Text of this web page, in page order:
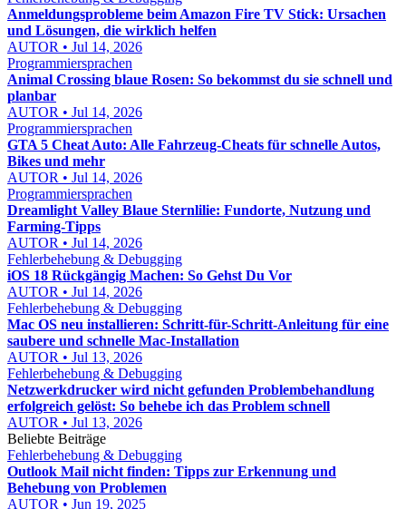
Anmeldungsprobleme beim Amazon Fire TV Stick: Ursachen
und Lösungen, die wirklich helfen
AUTOR • Jul 14, 2026
Programmiersprachen
Animal Crossing blaue Rosen: So bekommst du sie schnell und
planbar
AUTOR • Jul 14, 2026
Programmiersprachen
GTA 5 Cheat Auto: Alle Fahrzeug-Cheats für schnelle Autos,
Bikes und mehr
AUTOR • Jul 14, 2026
Programmiersprachen
Dreamlight Valley Blaue Sternlilie: Fundorte, Nutzung und
Farming-Tipps
AUTOR • Jul 14, 2026
Fehlerbehebung & Debugging
iOS 18 Rückgängig Machen: So Gehst Du Vor
AUTOR • Jul 14, 2026
Fehlerbehebung & Debugging
Mac OS neu installieren: Schritt-für-Schritt-Anleitung für eine
saubere und schnelle Mac-Installation
AUTOR • Jul 13, 2026
Fehlerbehebung & Debugging
Netzwerkdrucker wird nicht gefunden Problembehandlung
erfolgreich gelöst: So behebe ich das Problem schnell
AUTOR • Jul 13, 2026
Beliebte Beiträge
Fehlerbehebung & Debugging
Outlook Mail nicht finden: Tipps zur Erkennung und
Behebung von Problemen
AUTOR • Jun 19, 2025